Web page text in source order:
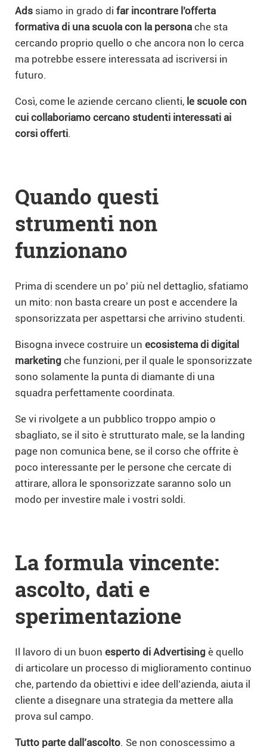
Ads siamo in grado di far incontrare l’offerta
formativa di una scuola con la persona che sta
cercando proprio quello o che ancora non lo cerca
ma potrebbe essere interessata ad iscriversi in
futuro.
Così, come le aziende cercano clienti, le scuole con
cui collaboriamo cercano studenti interessati ai
corsi offerti.
Quando questi
strumenti non
funzionano
Prima di scendere un po’ più nel dettaglio, sfatiamo
un mito: non basta creare un post e accendere la
sponsorizzata per aspettarsi che arrivino studenti.
Bisogna invece costruire un ecosistema di digital
marketing che funzioni, per il quale le sponsorizzate
sono solamente la punta di diamante di una
squadra perfettamente coordinata.
Se vi rivolgete a un pubblico troppo ampio o
sbagliato, se il sito è strutturato male, se la landing
page non comunica bene, se il corso che offrite è
poco interessante per le persone che cercate di
attirare, allora le sponsorizzate saranno solo un
modo per investire male i vostri soldi.
La formula vincente:
ascolto, dati e
sperimentazione
Il lavoro di un buon esperto di Advertising è quello
di articolare un processo di miglioramento continuo
che, partendo da obiettivi e idee dell’azienda, aiuta il
cliente a disegnare una strategia da mettere alla
prova sul campo.
Tutto parte dall’ascolto. Se non conoscessimo a